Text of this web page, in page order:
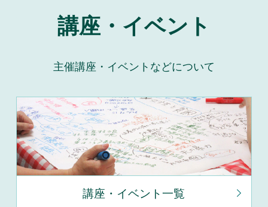
講座・イベント
主催講座・イベントなどについて
講座・イベント一覧